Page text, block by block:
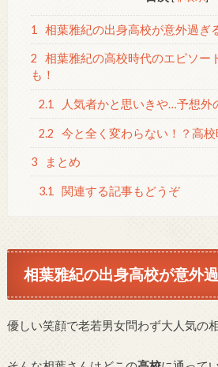
1 相葉雅紀の出身高校が意外過ぎ
2
相葉雅紀の高校時代のエピソー
も！
2.1 人気者かと思いきや…予想外
2.2 今と全く変わらない！？高
3 まとめ
3.1 関連する記事もどうぞ
相葉雅紀の出身高校が意外
優しい笑顔で老若男女問わず大人気の